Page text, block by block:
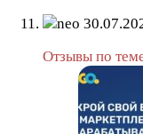
neo
Отзывы по